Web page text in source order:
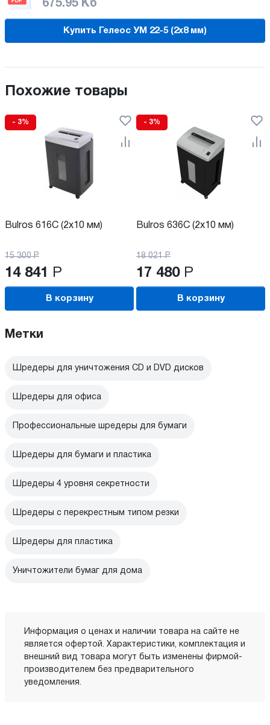
675.95 Кб
Купить Гелеос УМ 22-5 (2x8 мм)
Похожие товары
- 3%
Bulros 616C (2x10 мм)
15 300 Р
14 841 Р
В корзину
- 3%
Bulros 636C (2x10 мм)
18 021 Р
17 480 Р
В корзину
Метки
Шредеры для уничтожения CD и DVD дисков
Шредеры для офиса
Профессиональные шредеры для бумаги
Шредеры для бумаги и пластика
Шредеры 4 уровня секретности
Шредеры с перекрестным типом резки
Шредеры для пластика
Уничтожители бумаг для дома
Информация о ценах и наличии товара на сайте не
является офертой. Характеристики, комплектация и
внешний вид товара могут быть изменены фирмой-
производителем без предварительного
уведомления.